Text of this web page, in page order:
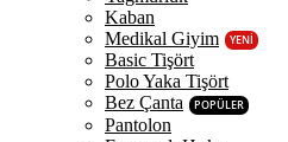
Kaban
Medikal Giyim
YENİ
Basic Tişört
Polo Yaka Tişört
Bez Çanta
POPÜLER
Pantolon